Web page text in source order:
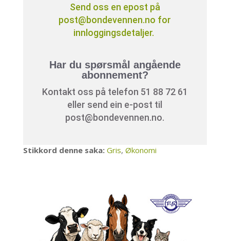
Send oss en epost på
post@bondevennen.no for
innloggingsdetaljer.
Har du spørsmål angående
abonnement?
Kontakt oss på telefon 51 88 72 61
eller send ein e-post til
post@bondevennen.no.
Stikkord denne saka: Gris, Økonomi